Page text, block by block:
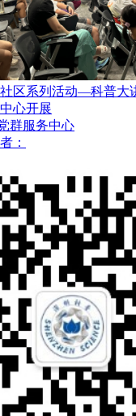
区系列活动—科普大
心开展
群服务中心
：